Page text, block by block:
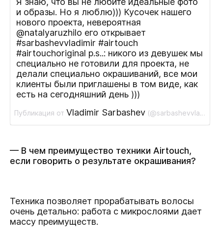
и образы. Но я люблю))) Кусочек нашего
нового проекта, невероятная
@natalyaruzhilo его открывает
#sarbashevvladimir #airtouch
#airtouchoriginal p.s..: никого из девушек мы
специально не готовили для проекта, не
делали специально окрашиваний, все мои
клиенты были приглашены в том виде, как
есть на сегодняшний день )))
Публикация от Vladimir Sarbashev (@sarbashevvladimir)
— В чем преимущество техники Airtouch,
если говорить о результате окрашивания?
Техника позволяет прорабатывать волосы
очень детально: работа с микрослоями дает
массу преимуществ.